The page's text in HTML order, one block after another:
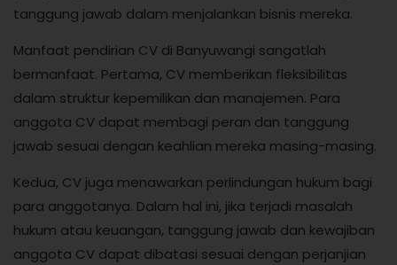
tanggung jawab dalam menjalankan bisnis mereka.
Manfaat pendirian CV di Banyuwangi sangatlah
bermanfaat. Pertama, CV memberikan fleksibilitas
dalam struktur kepemilikan dan manajemen. Para
anggota CV dapat membagi peran dan tanggung
jawab sesuai dengan keahlian mereka masing-masing.
Kedua, CV juga menawarkan perlindungan hukum bagi
para anggotanya. Dalam hal ini, jika terjadi masalah
hukum atau keuangan, tanggung jawab dan kewajiban
anggota CV dapat dibatasi sesuai dengan perjanjian